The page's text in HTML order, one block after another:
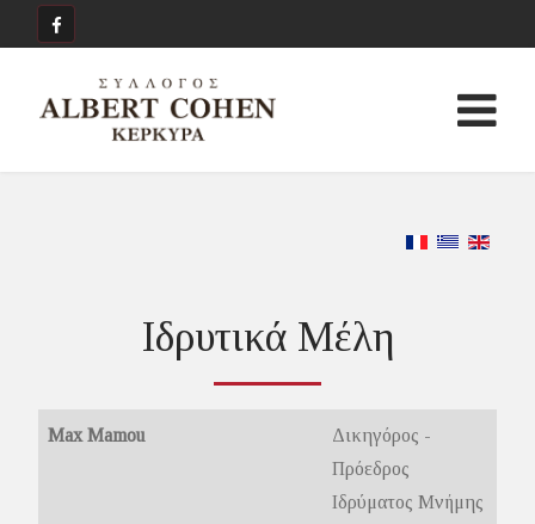
Ιδρυτικά Μέλη
Max Mamou
Δικηγόρος -
Πρόεδρος
Ιδρύματος Μνήμης